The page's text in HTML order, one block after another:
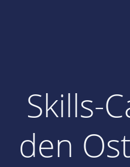
Skills-
den